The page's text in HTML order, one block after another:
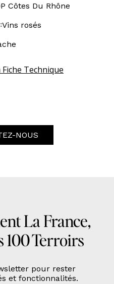
Côtes Du Rhône
Vins rosés
Technique
NOUS
La France,
100 Terroirs
pour rester
et fonctionnalités.